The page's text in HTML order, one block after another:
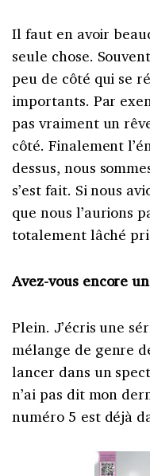
Il faut en avoir
seule chose.
peu de côté qui se
importants. Par
pas vraiment un
côté. Finalement
dessus, nous
s’est fait. Si nous
que nous l’aurions
totalement lâché
Avez-vous encore
Plein. J’écris une
mélange de genre
lancer dans un
n’ai pas dit mon
numéro 5 est déjà